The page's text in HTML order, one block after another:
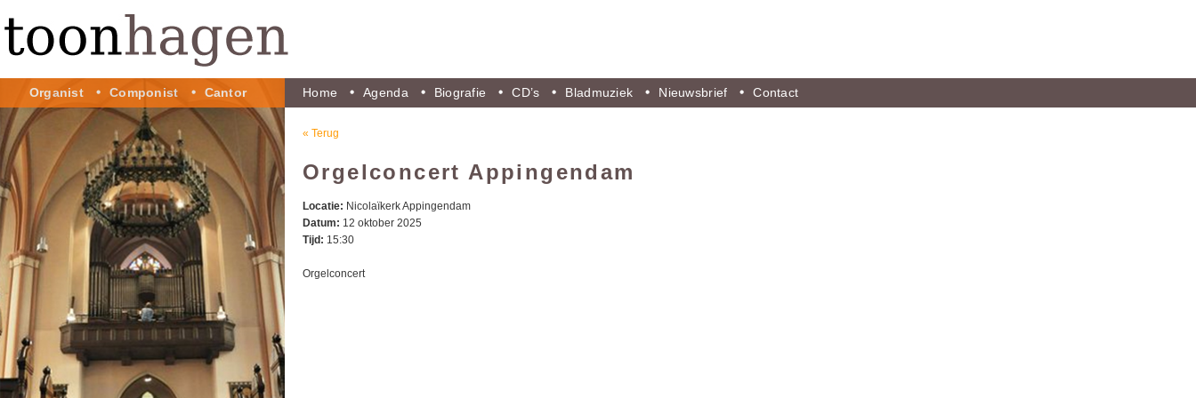
Home Agenda Biografie CD’s Bladmuziek Nieuwsbrief Contact
Organist Componist Cantor
« Terug
Orgelconcert Appingendam
Locatie: Nicolaïkerk Appingendam
Datum: 12 oktober 2025
Tijd: 15:30
Orgelconcert